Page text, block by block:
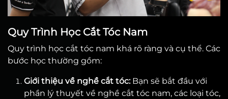
Quy Trình Học Cắt Tóc Nam
Quy trình học cắt tóc nam khá rõ ràng và cụ thể. Các
bước học thường gồm:
Giới thiệu về nghề cắt tóc:Bạn sẽ bắt đầu với
phần lý thuyết về nghề cắt tóc nam, các loại tóc,